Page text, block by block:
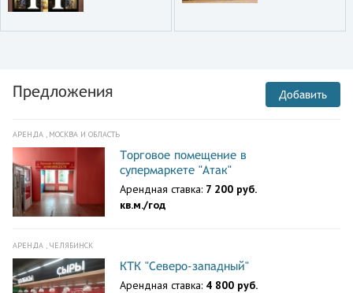
Предложения Добавить
АРЕНДА , МОСКВА И ОБЛАСТЬ
Торговое помещение в
супермаркете "Атак"
Арендная ставка: 7 200 руб.
кв.м./год
АРЕНДА , ЧЕЛЯБИНСК
КТК "Северо-западный"
Арендная ставка: 4 800 руб.